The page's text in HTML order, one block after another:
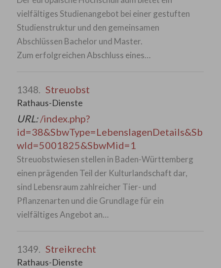
vielfältiges Studienangebot bei einer gestuften
Studienstruktur und den gemeinsamen
Abschlüssen Bachelor und Master.
Zum erfolgreichen Abschluss eines…
1348. Streuobst
Rathaus-Dienste
URL:/index.php?
id=38&SbwType=LebenslagenDetails&Sb
wId=5001825&SbwMid=1
Streuobstwiesen stellen in Baden-Württemberg
einen prägenden Teil der Kulturlandschaft dar,
sind Lebensraum zahlreicher Tier- und
Pflanzenarten und die Grundlage für ein
vielfältiges Angebot an…
1349. Streikrecht
Rathaus-Dienste